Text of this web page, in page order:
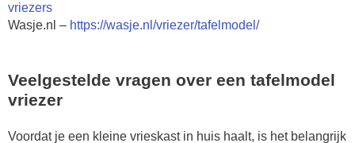
vriezers
Wasje.nl – https://wasje.nl/vriezer/tafelmodel/
Veelgestelde vragen over een tafelmodel
vriezer
Voordat je een kleine vrieskast in huis haalt, is het belangrijk